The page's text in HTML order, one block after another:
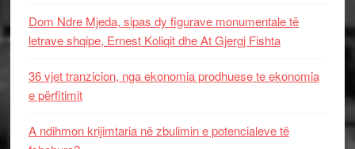
Dom Ndre Mjeda, sipas dy figurave monumentale të
letrave shqipe, Ernest Koliqit dhe At Gjergj Fishta
36 vjet tranzicion, nga ekonomia prodhuese te ekonomia
e përfitimit
A ndihmon krijimtaria në zbulimin e potencialeve të